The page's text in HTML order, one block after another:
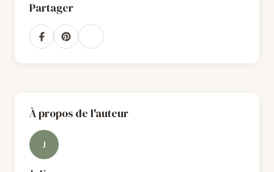
Partager
À propos de l'auteur
J